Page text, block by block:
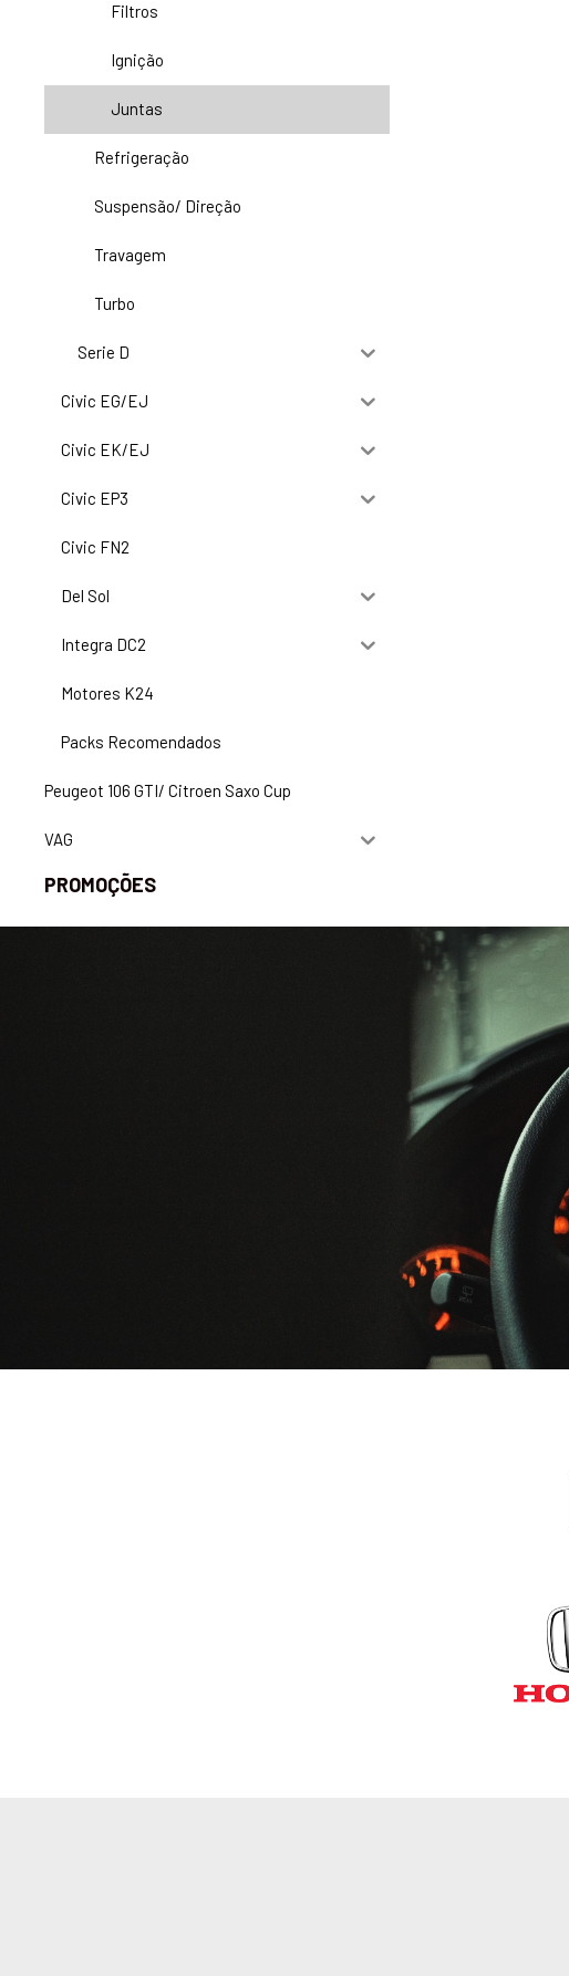
Filtros
Ignição
Juntas
Refrigeração
Suspensão/ Direção
Travagem
Turbo
Serie D
Civic EG/EJ
Civic EK/EJ
Civic EP3
Civic FN2
Del Sol
Integra DC2
Motores K24
Packs Recomendados
Peugeot 106 GTI/ Citroen Saxo Cup
VAG
PROMOÇÕES